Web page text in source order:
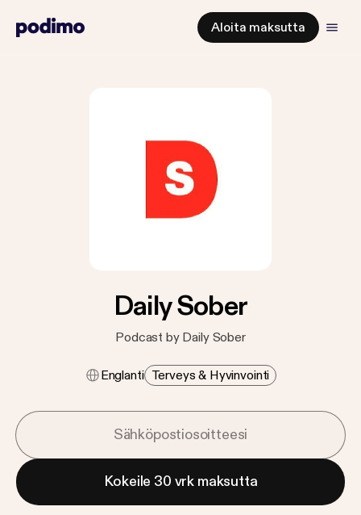
Aloita maksutta
Daily Sober
Podcast by Daily Sober
Englanti Terveys & Hyvinvointi
Kokeile 30 vrk maksutta